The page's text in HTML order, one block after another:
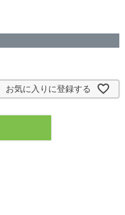
お気に入りに登録する